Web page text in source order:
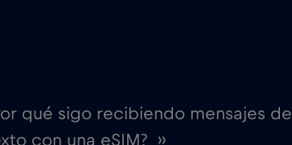
qué sigo recibiendo mensajes de
con una eSIM? ››